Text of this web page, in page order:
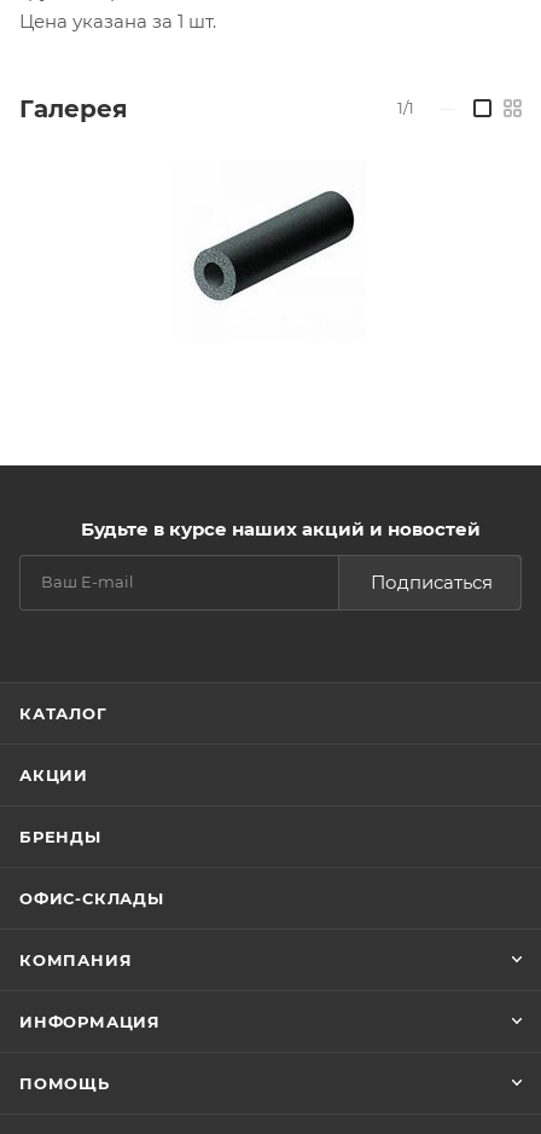
Цена указана за 1 шт.
Галерея 1/1
Будьте в курсе наших акций и новостей
Подписаться
КАТАЛОГ
АКЦИИ
БРЕНДЫ
ОФИС-СКЛАДЫ
КОМПАНИЯ
ИНФОРМАЦИЯ
ПОМОЩЬ